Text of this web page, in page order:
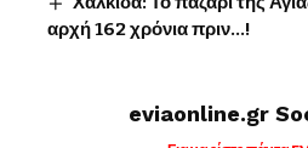
αρχή 162 χρόνια πριν…!
eviaonline.gr